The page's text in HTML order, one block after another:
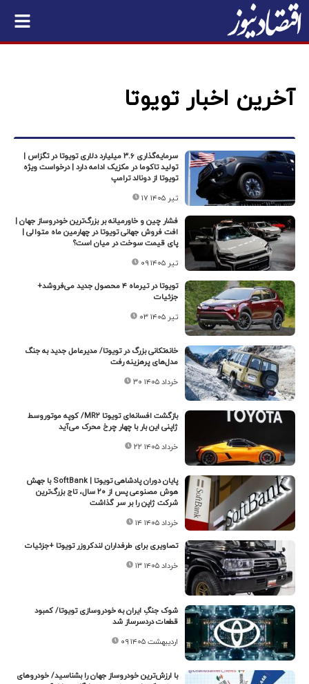
آخرین اخبار تویوتا
سرمایه‌گذاری ۳.۶ میلیارد دلاری تویوتا در تگزاس |
تولید تاکوما در مکزیک ادامه دارد | درخواست ویژه
تویوتا از دونالد ترامپ
۱۷ تیر ۱۴۰۵
فشار چین و خاورمیانه بر بزرگ‌ترین خودروساز جهان |
افت فروش جهانی تویوتا در چهارمین ماه متوالی |
پای قیمت سوخت در میان است؟
۰۹ تیر ۱۴۰۵
تویوتا در تیرماه ۴ محصول جدید می‌فروشد+
جزئیات
۰۳ تیر ۱۴۰۵
خانه‌تکانی بزرگ در تویوتا/ مدیرعامل جدید به جنگ
مدل‌های پرهزینه رفت
۳۰ خرداد ۱۴۰۵
بازگشت افسانه‌ای تویوتا MR۲/ کوپه موتوروسط
ژاپنی این بار با چهار چرخ محرک می‌آید
۲۲ خرداد ۱۴۰۵
پایان دوران پادشاهی تویوتا | SoftBank با جهش
هوش مصنوعی پس از ۲۰ سال، تاج بزرگ‌ترین
شرکت ژاپن را بر سر گذاشت
۱۴ خرداد ۱۴۰۵
تصاویری برای طرفداران لندکروزر تویوتا +جزئیات
۱۳ خرداد ۱۴۰۵
شوک جنگِ ایران به خودروسازی تویوتا/ کمبود
قطعات دردسرساز شد
۰۹ اردیبهشت ۱۴۰۵
با ارزش‌ترین خودروساز جهان را بشناسید/ خودروهای